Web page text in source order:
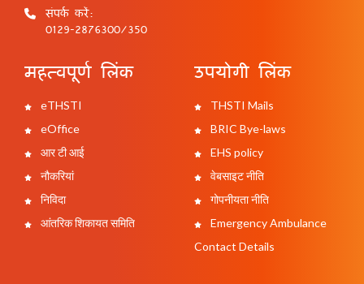
संपर्क करें:
0129-2876300/350
महत्वपूर्ण लिंक
eTHSTI
eOffice
आर टी आई
नौकरियां
निविदा
आंतरिक शिकायत समिति
उपयोगी लिंक
THSTI Mails
BRIC Bye-laws
EHS policy
वेबसाइट नीति
गोपनीयता नीति
Emergency Ambulance
Contact Details